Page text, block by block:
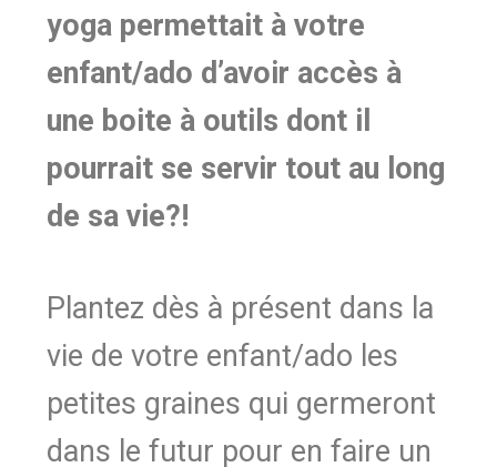
yoga permettait à votre
enfant/ado d’avoir accès à
une boite à outils dont il
pourrait se servir tout au long
de sa vie?!
Plantez dès à présent dans la
vie de votre enfant/ado les
petites graines qui germeront
dans le futur pour en faire un